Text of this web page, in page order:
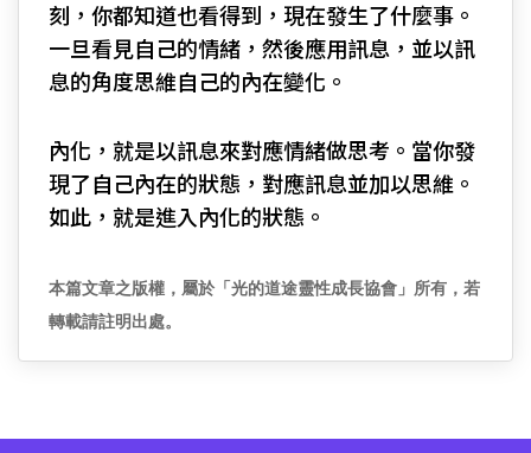
刻，你都知道也看得到，現在發生了什麼事。
一旦看見自己的情緒，然後應用訊息，並以訊
息的角度思維自己的內在變化。
內化，就是以訊息來對應情緒做思考。當你發
現了自己內在的狀態，對應訊息並加以思維。
如此，就是進入內化的狀態。
本篇文章之版權，屬於「光的道途靈性成長協會」所有，若
轉載請註明出處。